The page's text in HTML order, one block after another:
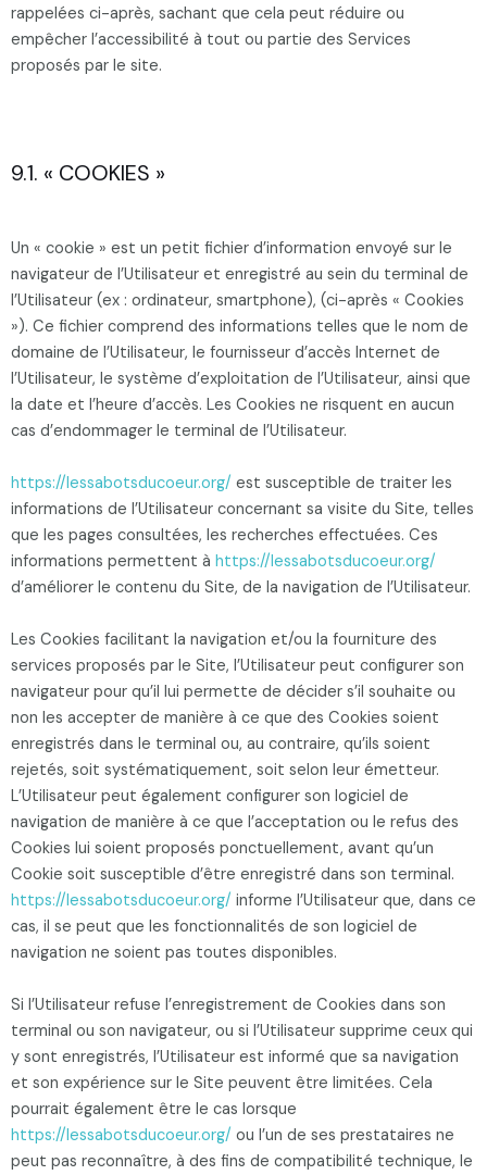
rappelées ci-après, sachant que cela peut réduire ou
empêcher l’accessibilité à tout ou partie des Services
proposés par le site.
9.1. « COOKIES »
Un « cookie » est un petit fichier d’information envoyé sur le
navigateur de l’Utilisateur et enregistré au sein du terminal de
l’Utilisateur (ex : ordinateur, smartphone), (ci-après « Cookies
»). Ce fichier comprend des informations telles que le nom de
domaine de l’Utilisateur, le fournisseur d’accès Internet de
l’Utilisateur, le système d’exploitation de l’Utilisateur, ainsi que
la date et l’heure d’accès. Les Cookies ne risquent en aucun
cas d’endommager le terminal de l’Utilisateur.
https://lessabotsducoeur.org/ est susceptible de traiter les
informations de l’Utilisateur concernant sa visite du Site, telles
que les pages consultées, les recherches effectuées. Ces
informations permettent à https://lessabotsducoeur.org/
d’améliorer le contenu du Site, de la navigation de l’Utilisateur.
Les Cookies facilitant la navigation et/ou la fourniture des
services proposés par le Site, l’Utilisateur peut configurer son
navigateur pour qu’il lui permette de décider s’il souhaite ou
non les accepter de manière à ce que des Cookies soient
enregistrés dans le terminal ou, au contraire, qu’ils soient
rejetés, soit systématiquement, soit selon leur émetteur.
L’Utilisateur peut également configurer son logiciel de
navigation de manière à ce que l’acceptation ou le refus des
Cookies lui soient proposés ponctuellement, avant qu’un
Cookie soit susceptible d’être enregistré dans son terminal.
https://lessabotsducoeur.org/ informe l’Utilisateur que, dans ce
cas, il se peut que les fonctionnalités de son logiciel de
navigation ne soient pas toutes disponibles.
Si l’Utilisateur refuse l’enregistrement de Cookies dans son
terminal ou son navigateur, ou si l’Utilisateur supprime ceux qui
y sont enregistrés, l’Utilisateur est informé que sa navigation
et son expérience sur le Site peuvent être limitées. Cela
pourrait également être le cas lorsque
https://lessabotsducoeur.org/ ou l’un de ses prestataires ne
peut pas reconnaître, à des fins de compatibilité technique, le